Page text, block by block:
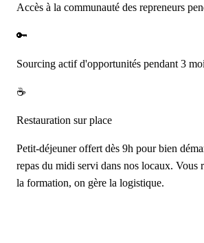
Accès à la communauté des repreneurs
🔑
Sourcing actif d'opportunités pendant 3
☕
Restauration sur place
Petit-déjeuner offert dès 9h pour bien
repas du midi servi dans nos locaux. Vous
la formation, on gère la logistique.